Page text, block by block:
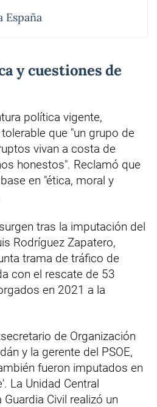
España
y cuestiones de
política vigente,
que "un grupo de
vivan a costa de
honestos". Reclamó que
en "ética, moral y
tras la imputación del
Rodríguez Zapatero,
trama de tráfico de
con el rescate de 53
en 2021 a la
de Organización
y la gerente del PSOE,
fueron imputados en
La Unidad Central
Guardia Civil realizó un